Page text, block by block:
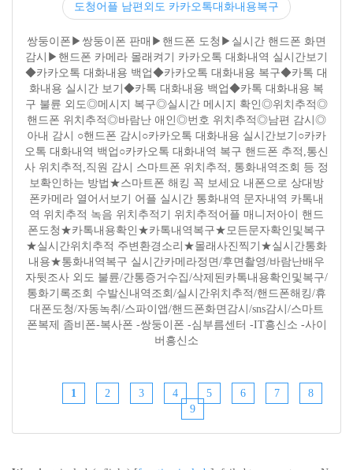
도청어플 남편외도 카카오톡대화내용복구
쌍둥이폰▶쌍둥이폰 판매▶핸드폰 도청▶실시간 핸드폰 화면
감시▶핸드폰 카메라 몰래켜기 카카오톡 대화내역 실시간보기
◆카카오톡 대화내용 백업◆카카오톡 대화내용 복구◆카톡 대
화내용 실시간 보기◆카톡 대화내용 백업◆카톡 대화내용 복
구 불륜 외도◎메시지 복구◎실시간 메시지 확인◎위치추적◎
핸드폰 위치추적◎바람난 애인◎번호 위치추적◎남편 감시◎
아내 감시 ○핸드폰 감시○카카오톡 대화내용 실시간보기○카카
오톡 대화내역 백업○카카오톡 대화내역 복구 핸드폰 추적,통신
사 위치추적,직원 감시 스마트폰 위치추적, 통화내역조회 등 정
보확인하는 방법★스마트폰 해킹 꼭 보세요 내폰으로 상대방
폰카메라 열어서보기 어플 실시간 통화내역 문자내역 카톡내
역 위치추적 녹음 위치추적기 위치추적어플 매니저아이 핸드
폰도청★카톡내용확인★카톡내역복구★모든문자확인및복구
★실시간위치추적 주변환경소리★몰래사진찍기★실시간통화
내용★통화내역복구 실시간카메라정면/후면촬영/바람난배우
자뒷조사 외도 불륜/간통증거수집/삭제된카톡내용확인및복구/
통화기록조회 수발신내역조회/실시간위치추적/핸드폰해킹/휴
대폰도청/자동녹취/스파이앱/핸드폰화면감시/sns감시/스마트
폰복제 좀비폰-복사폰 -쌍둥이폰 -심부름센터 -IT흥신소 -사이
버흥신소
1 2 3 4 5 6 7
8
9